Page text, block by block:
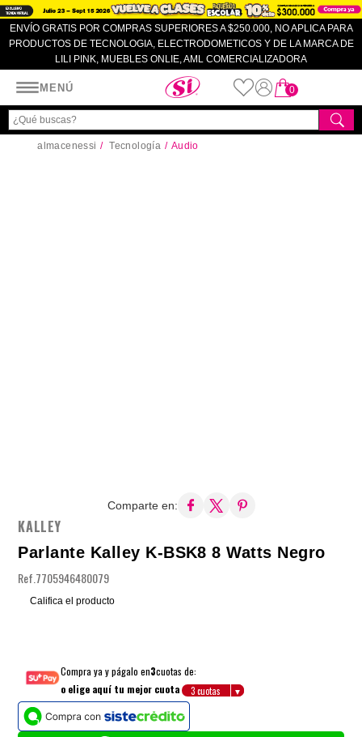
ENVÍO GRATIS POR COMPRAS SUPERIORES A $250.000, NO APLICA PARA
PRODUCTOS DE TECNOLOGIA, ELECTRODOMETICOS Y DE LA MARCA DE
LILI PINK, MUEBLES ONLIE, AML COMERCIALIZADORA
MENÚ
Almacenes SI
0
almacenessi Tecnología Audio
Comparte en:
KALLEY
Parlante Kalley K-BSK8 8 Watts Negro
Ref. 7705946480079
Califica el producto
Compra ya y págalo en3cuotas de:
o elige aquí tu mejor cuota